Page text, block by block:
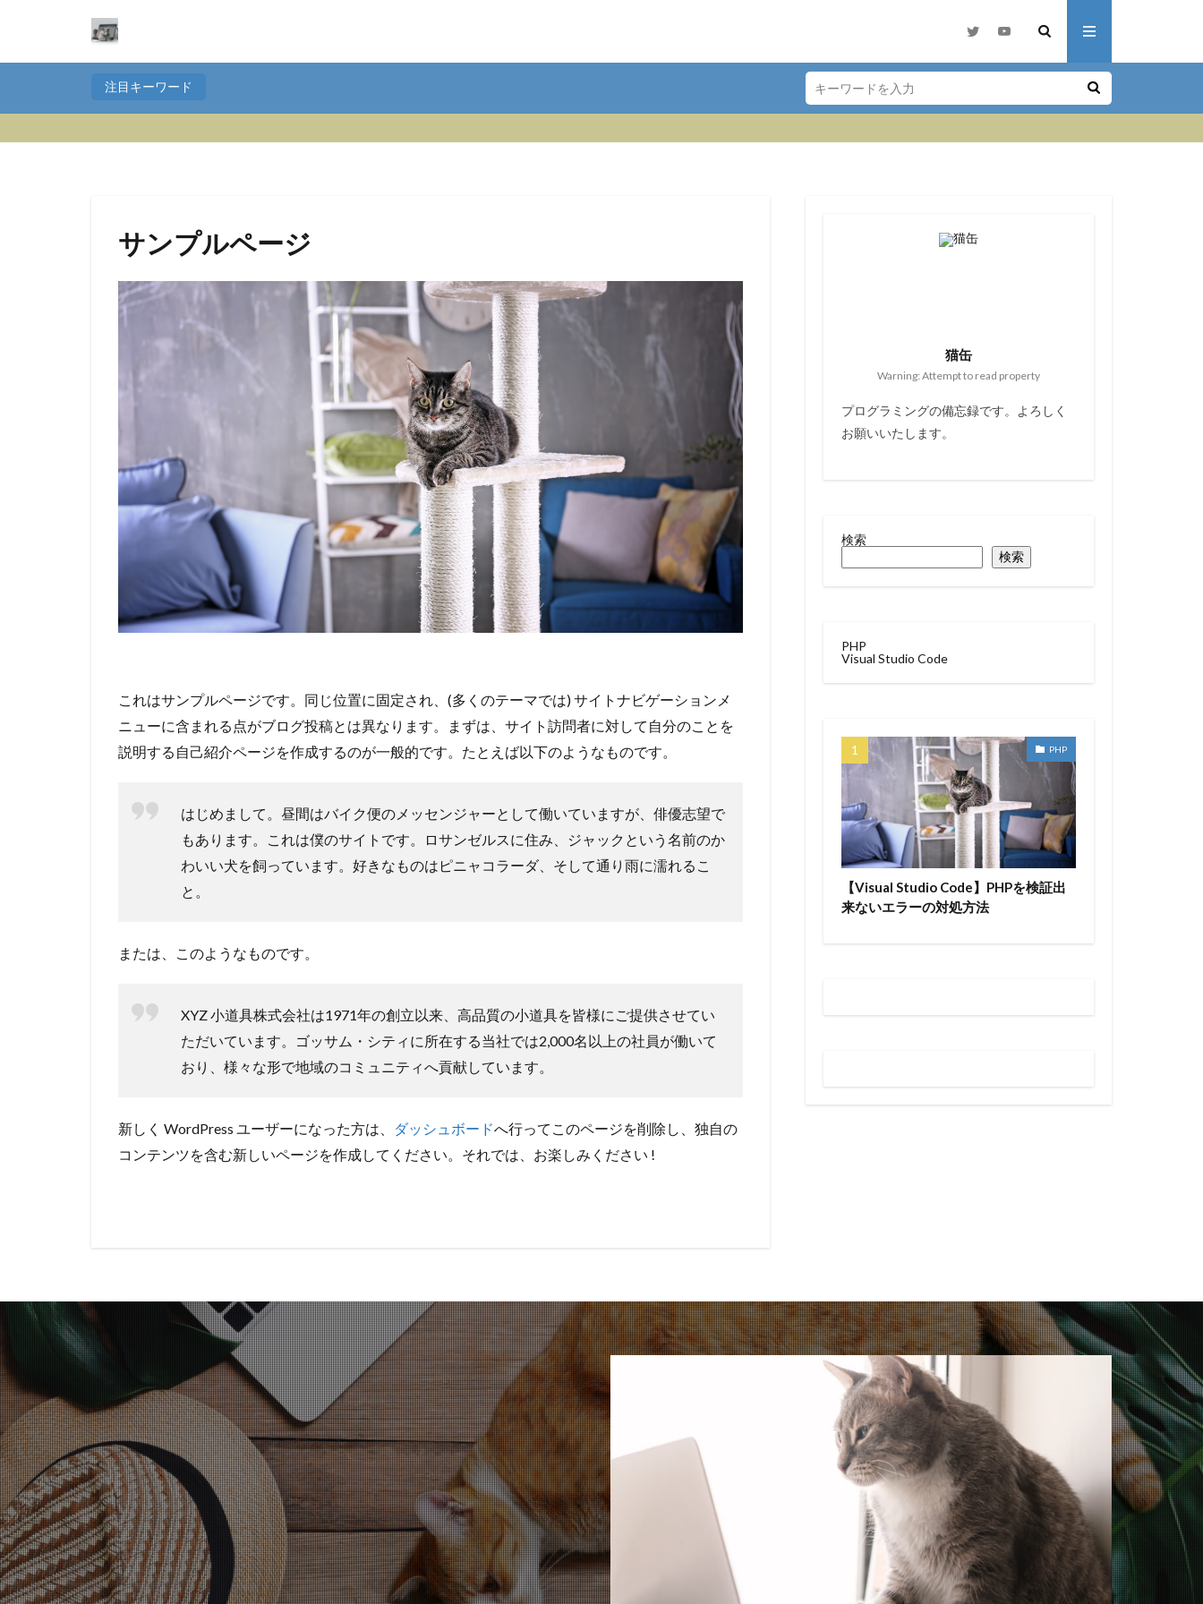
注目キーワード
サンプルページ
これはサンプルページです。同じ位置に固定され、(多くのテーマでは) サイトナビゲーションメ
ニューに含まれる点がブログ投稿とは異なります。まずは、サイト訪問者に対して自分のことを
説明する自己紹介ページを作成するのが一般的です。たとえば以下のようなものです。
はじめまして。昼間はバイク便のメッセンジャーとして働いていますが、俳優志望で
もあります。これは僕のサイトです。ロサンゼルスに住み、ジャックという名前のか
わいい犬を飼っています。好きなものはピニャコラーダ、そして通り雨に濡れるこ
と。
または、このようなものです。
XYZ 小道具株式会社は1971年の創立以来、高品質の小道具を皆様にご提供させてい
ただいています。ゴッサム・シティに所在する当社では2,000名以上の社員が働いて
おり、様々な形で地域のコミュニティへ貢献しています。
新しく WordPress ユーザーになった方は、 ダッシュボードへ行ってこのページを削除し、独自の
コンテンツを含む新しいページを作成してください。それでは、お楽しみください !
猫缶
Warning: Attempt to read property
プログラミングの備忘録です。よろしく
お願いいたします。
検索
検索
PHP
Visual Studio Code
PHP
【Visual Studio Code】PHPを検証出
来ないエラーの対処方法